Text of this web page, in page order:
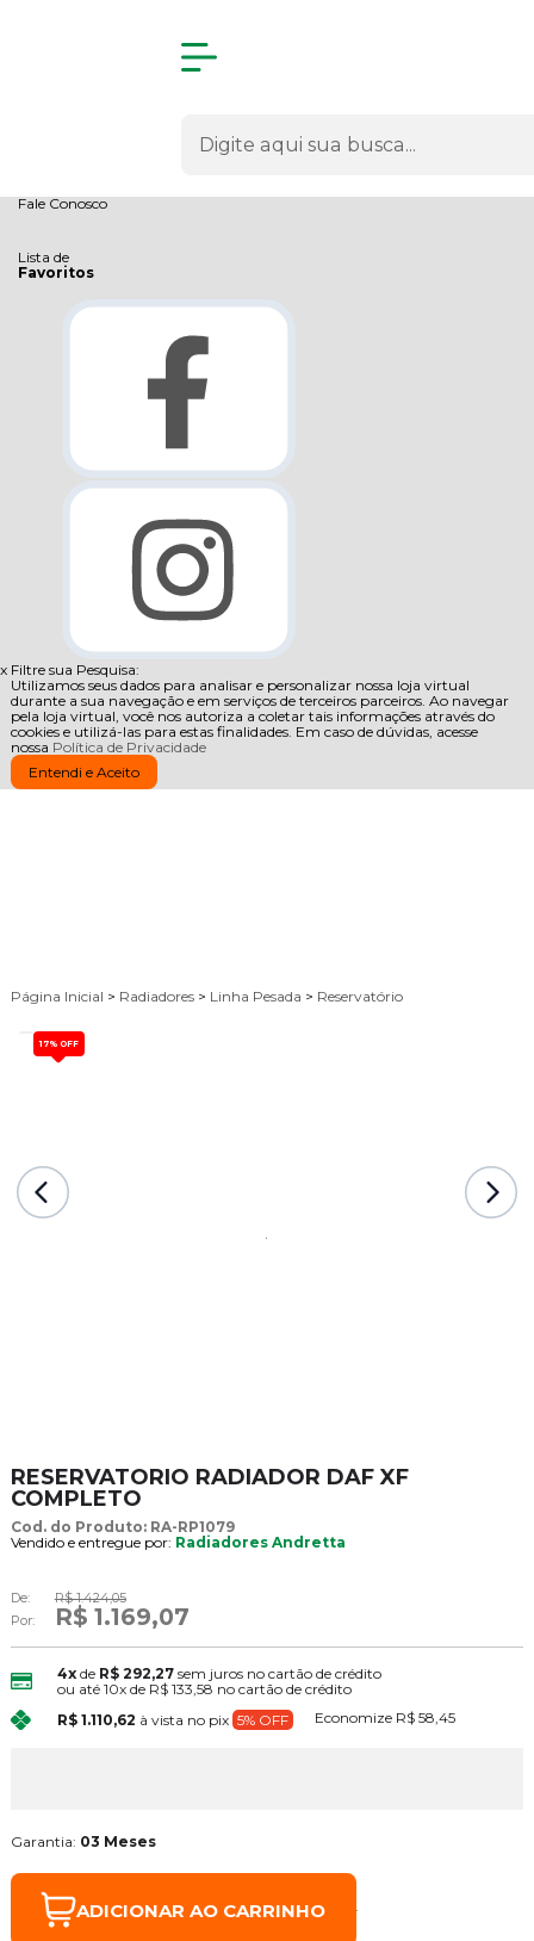
Fale Conosco
Lista de
Favoritos
x Filtre sua Pesquisa:
Utilizamos seus dados para analisar e personalizar nossa loja virtual
durante a sua navegação e em serviços de terceiros parceiros. Ao navegar
pela loja virtual, você nos autoriza a coletar tais informações através do
cookies e utilizá-las para estas finalidades. Em caso de dúvidas, acesse
nossa Política de Privacidade
Entendi e Aceito
Página Inicial > Radiadores > Linha Pesada > Reservatório
17% OFF
RESERVATORIO RADIADOR DAF XF
COMPLETO
Cod. do Produto: RA-RP1079
Vendido e entregue por: Radiadores Andretta
De:
R$ 1.424,05
Por:
R$ 1.169,07
4xde R$ 292,27 sem juros no cartão de crédito
ou até 10xde R$ 133,58 no cartão de crédito
R$ 1.110,62 à vista no pix 5% OFF Economize R$ 58,45
Garantia: 03 Meses
ADICIONAR AO CARRINHO